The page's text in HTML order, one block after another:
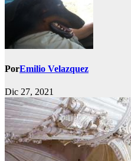
PorEmilio Velazquez
Dic 27, 2021